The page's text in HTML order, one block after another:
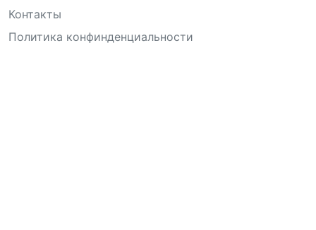
Контакты
Политика конфинденциальности